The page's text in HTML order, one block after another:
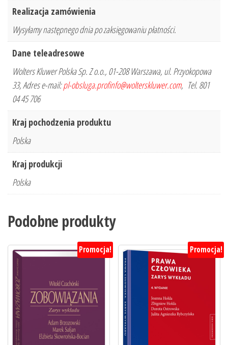
Realizacja zamówienia
Wysyłamy następnego dnia po zaksięgowaniu płatności.
Dane teleadresowe
Wolters Kluwer Polska Sp. Z o.o., 01-208 Warszawa, ul. Przyokopowa
33, Adres e-mail:pl-obsluga.profinfo@wolterskluwer.com, Tel. 801
04 45 706
Kraj pochodzenia produktu
Polska
Kraj produkcji
Polska
Podobne produkty
Promocja! Promocja!